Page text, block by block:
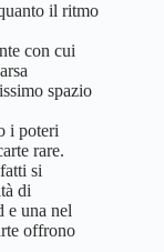
il ritmo
con cui
spazio
i poteri
rare.
si
di
e una nel
offrono